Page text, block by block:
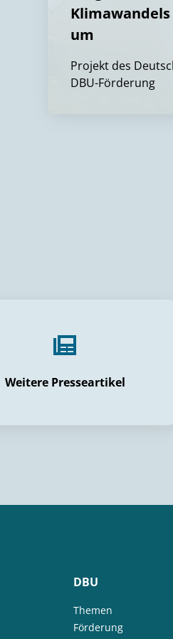
um
Projekt des
DBU-Förderung
Weitere Presseartikel
DBU
Themen
Förderung